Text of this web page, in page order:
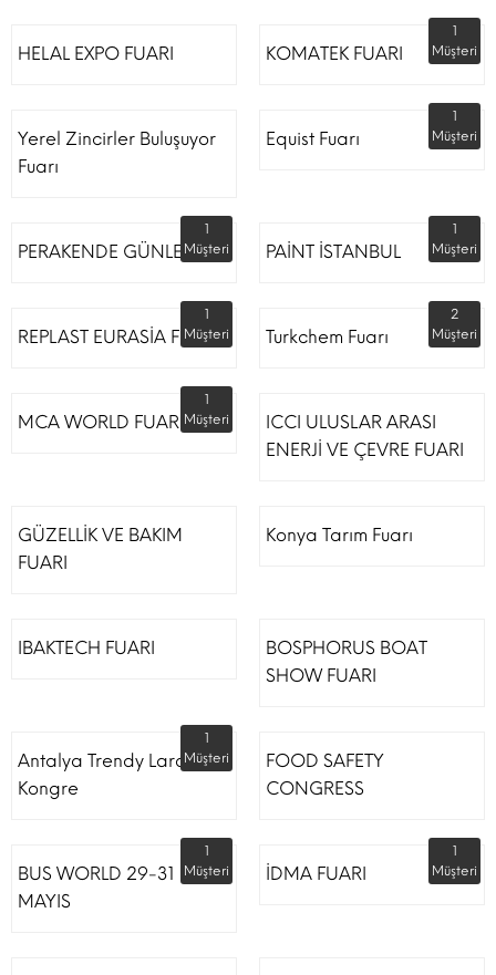
HELAL EXPO FUARI KOMATEK FUARI
1
Müşteri
Yerel Zincirler Buluşuyor
Fuarı
Equist Fuarı
1
Müşteri
PERAKENDE GÜNLERİ
1
Müşteri
PAİNT İSTANBUL
1
Müşteri
REPLAST EURASİA FUARI
1
Müşteri
Turkchem Fuarı
2
Müşteri
MCA WORLD FUARI
1
Müşteri
ICCI ULUSLAR ARASI
ENERJİ VE ÇEVRE FUARI
GÜZELLİK VE BAKIM
FUARI
Konya Tarım Fuarı
IBAKTECH FUARI
BOSPHORUS BOAT
SHOW FUARI
Antalya Trendy Lara Otel
Kongre
1
Müşteri
FOOD SAFETY
CONGRESS
BUS WORLD 29-31
MAYIS
1
Müşteri
İDMA FUARI
1
Müşteri